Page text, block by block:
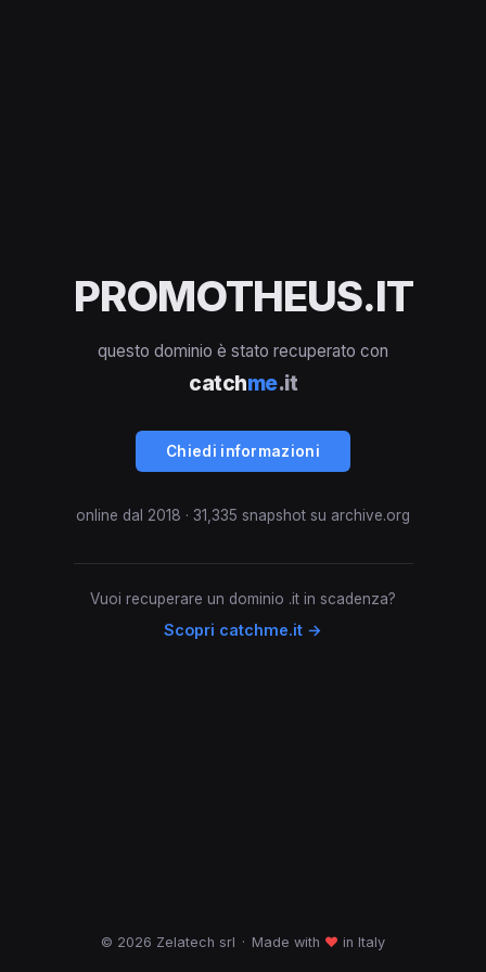
PROMOTHEUS.IT
questo dominio è stato recuperato con
catchme.it
Chiedi informazioni
online dal 2018 · 31,335 snapshot su archive.org
Vuoi recuperare un dominio .it in scadenza?
Scopri catchme.it →
© 2026 Zelatech srl · Made with ♥ in Italy